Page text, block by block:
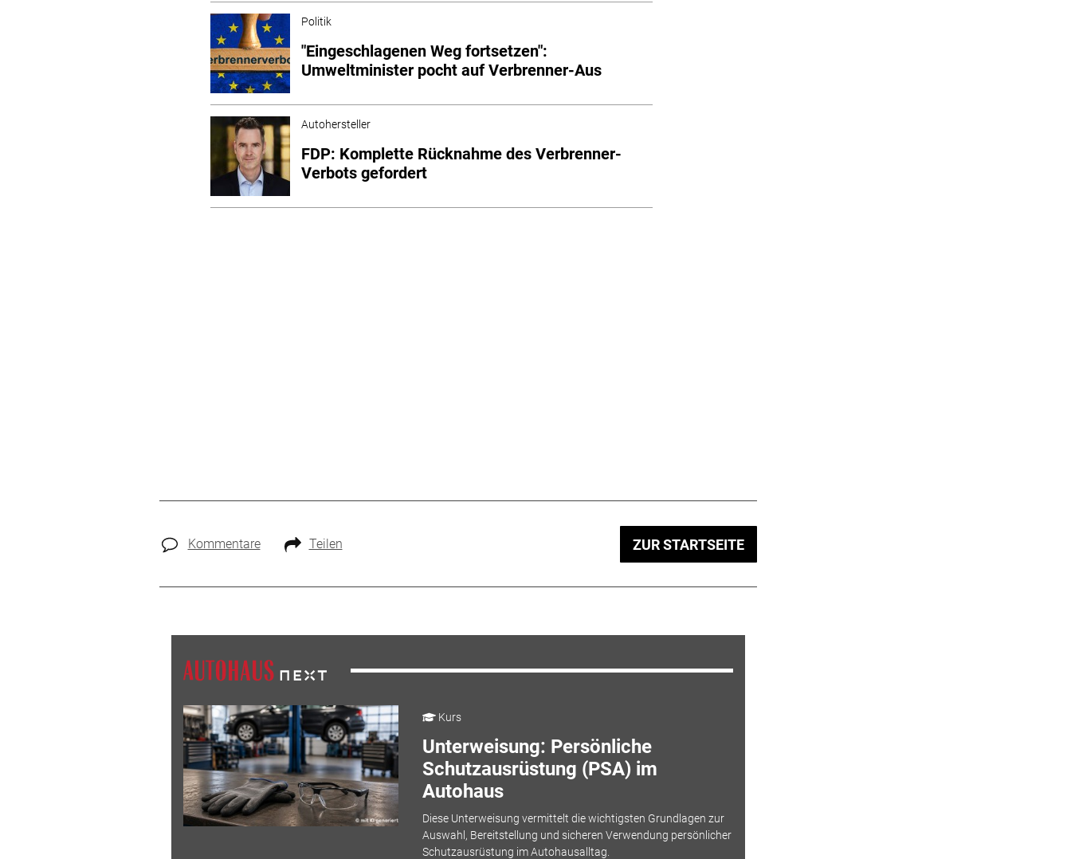
Politik
"Eingeschlagenen Weg fortsetzen":
Umweltminister pocht auf Verbrenner-Aus
Autohersteller
FDP: Komplette Rücknahme des Verbrenner-
Verbots gefordert
Kommentare Teilen ZUR STARTSEITE
Kurs
Unterweisung: Persönliche
Schutzausrüstung (PSA) im
Autohaus
Diese Unterweisung vermittelt die wichtigsten Grundlagen zur
Auswahl, Bereitstellung und sicheren Verwendung persönlicher
Schutzausrüstung im Autohausalltag.